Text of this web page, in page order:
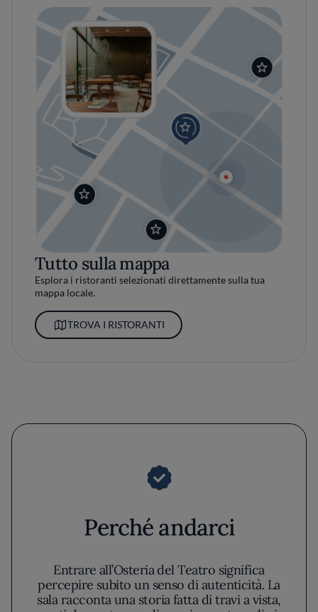
Tutto sulla mappa
Esplora i ristoranti selezionati direttamente sulla tua
mappa locale.
TROVA I RISTORANTI
Perché andarci
Entrare all’Osteria del Teatro significa
percepire subito un senso di autenticità. La
sala racconta una storia fatta di travi a vista,